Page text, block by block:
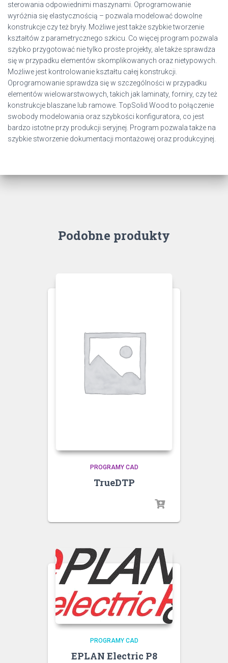
sterowania odpowiednimi maszynami. Oprogramowanie
wyróżnia się elastycznością – pozwala modelować dowolne
konstrukcje czy też bryły. Możliwe jest także szybkie tworzenie
kształtów z parametrycznego szkicu. Co więcej program pozwala
szybko przygotować nie tylko proste projekty, ale także sprawdza
się w przypadku elementów skomplikowanych oraz nietypowych.
Możliwe jest kontrolowanie kształtu całej konstrukcji.
Oprogramowanie sprawdza się w szczególności w przypadku
elementów wielowarstwowych, takich jak laminaty, forniry, czy też
konstrukcje blaszane lub ramowe. TopSolid Wood to połączenie
swobody modelowania oraz szybkości konfiguratora, co jest
bardzo istotne przy produkcji seryjnej. Program pozwala także na
szybkie stworzenie dokumentacji montażowej oraz produkcyjnej.
Podobne produkty
PROGRAMY CAD
TrueDTP
PROGRAMY CAD
EPLAN Electric P8